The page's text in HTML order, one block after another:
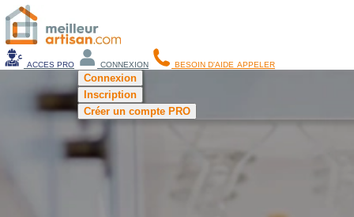
ACCES PRO CONNEXION
Connexion
Inscription
Créer un compte PRO
BESOIN D'AIDE APPELER